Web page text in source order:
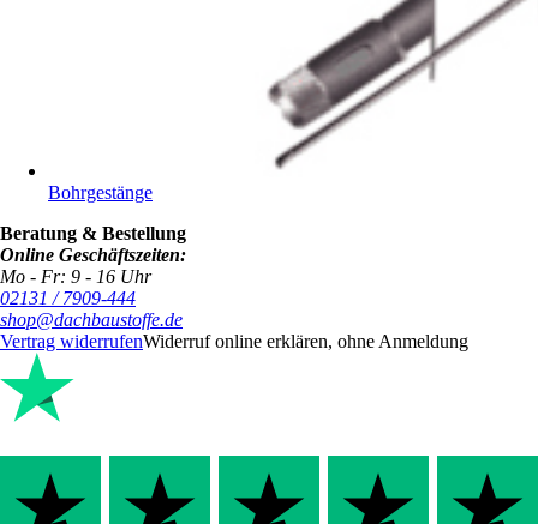
Bohrgestänge
Beratung & Bestellung
Online Geschäftszeiten:
Mo - Fr: 9 - 16 Uhr
02131 / 7909-444
shop@dachbaustoffe.de
Vertrag widerrufenWiderruf online erklären, ohne Anmeldung